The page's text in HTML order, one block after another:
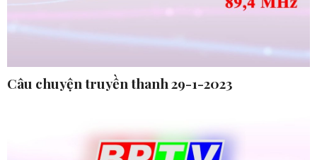
Câu chuyện truyền thanh 29-1-2023